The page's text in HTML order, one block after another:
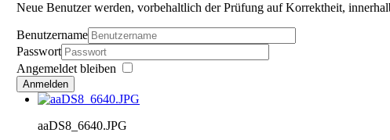
Neue Benutzer werden, vorbehaltlich der Prüfung auf Korrektheit,
Benutzername
Passwort
Angemeldet bleiben
Anmelden
aaDS8_6640.JPG